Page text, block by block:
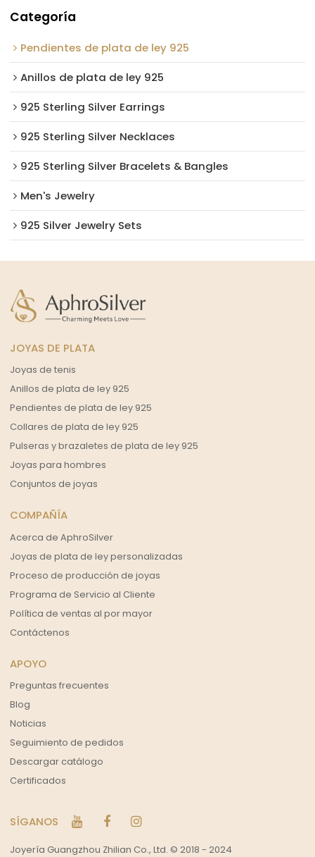
Categoría
Pendientes de plata de ley 925
Anillos de plata de ley 925
925 Sterling Silver Earrings
925 Sterling Silver Necklaces
925 Sterling Silver Bracelets & Bangles
Men's Jewelry
925 Silver Jewelry Sets
JOYAS DE PLATA
Joyas de tenis
Anillos de plata de ley 925
Pendientes de plata de ley 925
Collares de plata de ley 925
Pulseras y brazaletes de plata de ley 925
Joyas para hombres
Conjuntos de joyas
COMPAÑÍA
Acerca de AphroSilver
Joyas de plata de ley personalizadas
Proceso de producción de joyas
Programa de Servicio al Cliente
Política de ventas al por mayor
Contáctenos
APOYO
Preguntas frecuentes
Blog
Noticias
Seguimiento de pedidos
Descargar catálogo
Certificados
SÍGANOS
Joyería Guangzhou Zhilian Co., Ltd. © 2018 - 2024